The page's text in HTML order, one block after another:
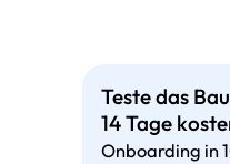
Teste das
14 Tage
Onboarding in